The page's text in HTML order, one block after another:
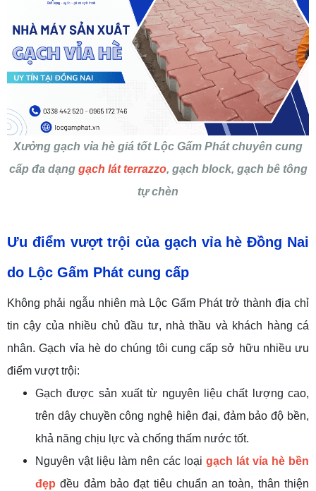
Xưởng gạch vỉa hè giá tốt Lộc Gấm Phát chuyên cung
cấp đa dạng gạch lát terrazzo, gạch block, gạch bê tông
tự chèn
Ưu điểm vượt trội của gạch vỉa hè Đồng Nai
do Lộc Gấm Phát cung cấp
Không phải ngẫu nhiên mà Lộc Gấm Phát trở thành địa chỉ
tin cậy của nhiều chủ đầu tư, nhà thầu và khách hàng cá
nhân. Gạch vỉa hè do chúng tôi cung cấp sở hữu nhiều ưu
điểm vượt trội:
Gạch được sản xuất từ nguyên liệu chất lượng cao,
trên dây chuyền công nghệ hiện đại, đảm bảo độ bền,
khả năng chịu lực và chống thấm nước tốt.
Nguyên vật liệu làm nên các loại gạch lát vỉa hè bền
đẹp đều đảm bảo đạt tiêu chuẩn an toàn, thân thiện